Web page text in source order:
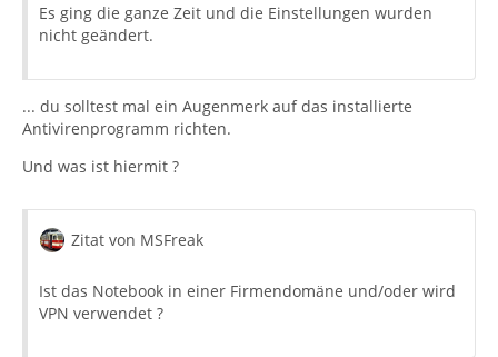
Es ging die ganze Zeit und die Einstellungen wurden
nicht geändert.
... du solltest mal ein Augenmerk auf das installierte
Antivirenprogramm richten.
Und was ist hiermit ?
Zitat von MSFreak
Ist das Notebook in einer Firmendomäne und/oder wird
VPN verwendet ?